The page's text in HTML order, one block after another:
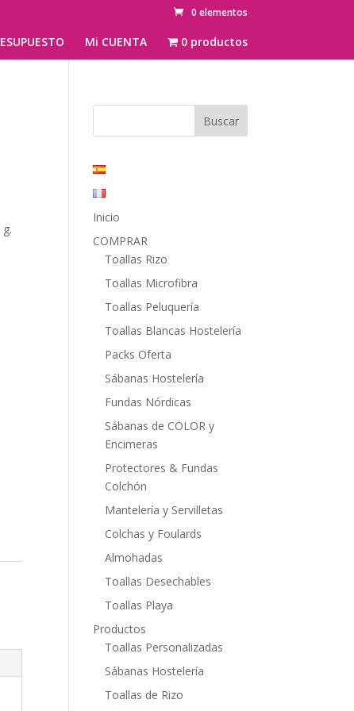
0 elementos
Mi CUENTA 0 productos
Inicio
COMPRAR
Toallas Rizo
Toallas Microfibra
Toallas Peluquería
Toallas Blancas Hostelería
Packs Oferta
Sábanas Hostelería
Fundas Nórdicas
Sábanas de COLOR y
Encimeras
Protectores & Fundas
Colchón
Mantelería y Servilletas
Colchas y Foulards
Almohadas
Toallas Desechables
Toallas Playa
Productos
Toallas Personalizadas
Sábanas Hostelería
Toallas de Rizo